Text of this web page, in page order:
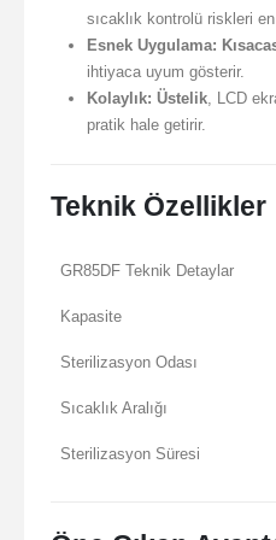
sıcaklık kontrolü riskleri
Esnek Uygulama:
ihtiyaca uyum gösterir.
Kolaylık: Üstelik, LCD
pratik hale getirir.
Teknik Özellikler
GR85DF Teknik Detaylar
Kapasite
Sterilizasyon Odası
Sıcaklık Aralığı
Sterilizasyon Süresi